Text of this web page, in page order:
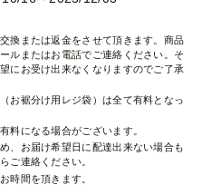
換または返金をさせて頂きます。商品
ルまたはお電話でご連絡ください。そ
にお受け出来なくなりますのでご了承
お裾分け用レジ袋）は全て有料となっ
料になる場合がございます。
、お届け希望日に配達出来ない場合も
ご連絡ください。
時間を頂きます。